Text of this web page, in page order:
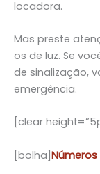
locadora.
Mas preste
os de luz. Se
de sinalização,
emergência.
[clear
[bolha]